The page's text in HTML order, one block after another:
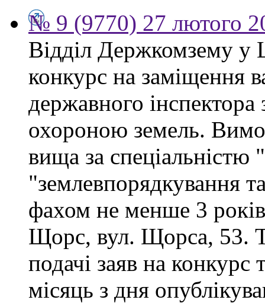
№ 9 (9770) 27 лютого
Відділ Держкомзему у
конкурс на заміщення
державного
охороною земель.
вища за спеціальністю
"землевпорядкування
фахом не менше 3
Щорс, вул. Щорса, 53.
подачі заяв на конкурс
місяць з дня